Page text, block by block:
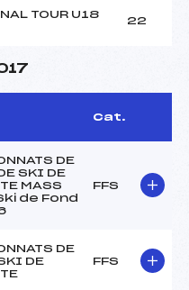
TOUR U18
22
Cat.
DE
SKI DE
MASS
de Fond
FFS
DE
DE
FFS